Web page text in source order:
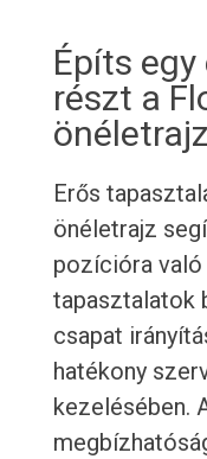
Építs
részt a
Erős
önéletrajz
pozícióra való
tapasztalatok
csapat
hatékony
kezelésében.